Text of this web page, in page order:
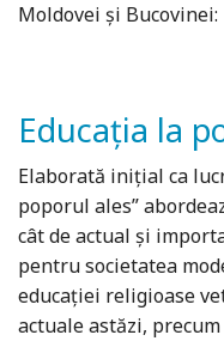
Moldovei și Bucovinei:
Educația la
Elaborată inițial ca
poporul ales”
cât de actual şi
pentru societatea
educaţiei religioase
actuale astăzi,